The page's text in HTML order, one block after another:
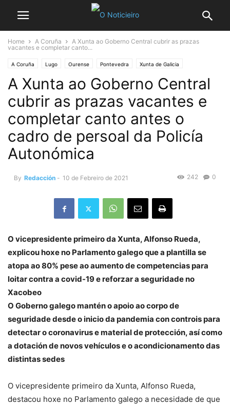
Home A Coruña
A Xunta ao Goberno Central cubrir as prazas
vacantes e completar canto...
A Coruña Lugo Ourense Pontevedra Xunta de Galicia
A Xunta ao Goberno Central
cubrir as prazas vacantes e
completar canto antes o
cadro de persoal da Policía
Autonómica
By Redacción - 10 de Febreiro de 2021 0
242
O vicepresidente primeiro da Xunta, Alfonso Rueda,
explicou hoxe no Parlamento galego que a plantilla se
atopa ao 80% pese ao aumento de competencias para
loitar contra a covid-19 e reforzar a seguridade no
Xacobeo
O Goberno galego mantén o apoio ao corpo de
seguridade desde o inicio da pandemia con controis para
detectar o coronavirus e material de protección, así como
a dotación de novos vehículos e o acondicionamento das
distintas sedes
O vicepresidente primeiro da Xunta, Alfonso Rueda,
destacou hoxe no Parlamento galego a necesidade de que